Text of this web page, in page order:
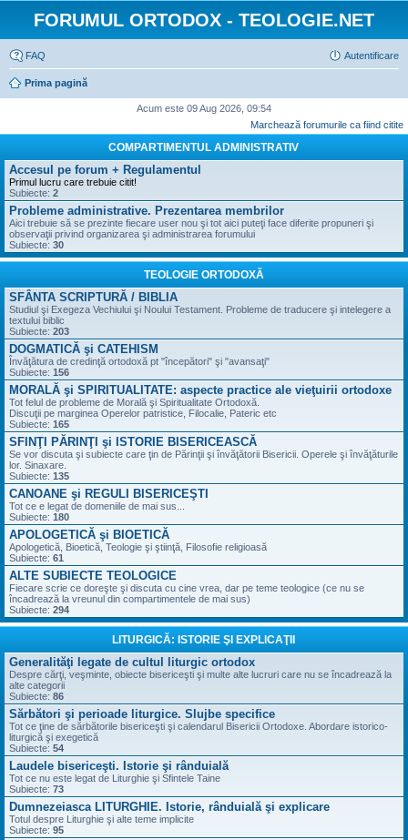
FORUMUL ORTODOX - TEOLOGIE.NET
FAQ Autentificare
Prima pagină
Acum este 09 Aug 2026, 09:54
Marchează forumurile ca fiind citite
COMPARTIMENTUL ADMINISTRATIV
Accesul pe forum + Regulamentul
Primul lucru care trebuie citit!
Subiecte: 2
Probleme administrative. Prezentarea membrilor
Aici trebuie să se prezinte fiecare user nou şi tot aici puteţi face diferite propuneri şi
observaţii privind organizarea şi administrarea forumului
Subiecte: 30
TEOLOGIE ORTODOXĂ
SFÂNTA SCRIPTURĂ / BIBLIA
Studiul şi Exegeza Vechiului şi Noului Testament. Probleme de traducere şi intelegere a
textului biblic
Subiecte: 203
DOGMATICĂ şi CATEHISM
Învăţătura de credinţă ortodoxă pt "începători" şi "avansaţi"
Subiecte: 156
MORALĂ şi SPIRITUALITATE: aspecte practice ale vieţuirii ortodoxe
Tot felul de probleme de Morală şi Spiritualitate Ortodoxă.
Discuţii pe marginea Operelor patristice, Filocalie, Pateric etc
Subiecte: 165
SFINŢI PĂRINŢI şi ISTORIE BISERICEASCĂ
Se vor discuta şi subiecte care ţin de Părinţii şi învăţătorii Bisericii. Operele şi învăţăturile
lor. Sinaxare.
Subiecte: 135
CANOANE şi REGULI BISERICEŞTI
Tot ce e legat de domeniile de mai sus...
Subiecte: 180
APOLOGETICĂ şi BIOETICĂ
Apologetică, Bioetică, Teologie şi ştiinţă, Filosofie religioasă
Subiecte: 61
ALTE SUBIECTE TEOLOGICE
Fiecare scrie ce doreşte şi discuta cu cine vrea, dar pe teme teologice (ce nu se
încadrează la vreunul din compartimentele de mai sus)
Subiecte: 294
LITURGICĂ: ISTORIE ŞI EXPLICAŢII
Generalităţi legate de cultul liturgic ortodox
Despre cărţi, veşminte, obiecte bisericeşti şi multe alte lucruri care nu se încadrează la
alte categorii
Subiecte: 86
Sărbători şi perioade liturgice. Slujbe specifice
Tot ce ţine de sărbătorile bisericeşti şi calendarul Bisericii Ortodoxe. Abordare istorico-
liturgică şi exegetică
Subiecte: 54
Laudele bisericeşti. Istorie şi rânduială
Tot ce nu este legat de Liturghie şi Sfintele Taine
Subiecte: 73
Dumnezeiasca LITURGHIE. Istorie, rânduială şi explicare
Totul despre Liturghie şi alte teme implicite
Subiecte: 95